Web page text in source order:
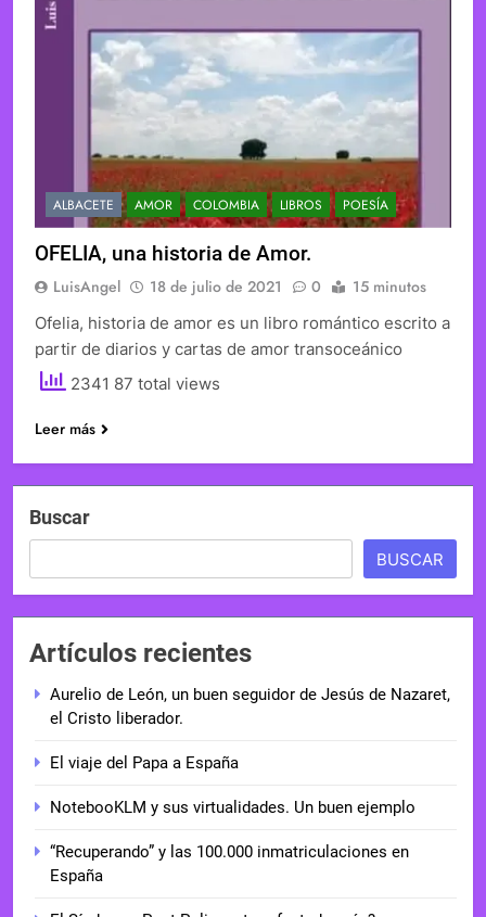
ALBACETE AMOR COLOMBIA LIBROS POESÍA
OFELIA, una historia de Amor.
LuisAngel 18 de julio de 2021 0 15 minutos
Ofelia, historia de amor es un libro romántico escrito a
partir de diarios y cartas de amor transoceánico
2341 87 total views
Leer más
Buscar
BUSCAR
Artículos recientes
Aurelio de León, un buen seguidor de Jesús de Nazaret,
el Cristo liberador.
El viaje del Papa a España
NotebooKLM y sus virtualidades. Un buen ejemplo
“Recuperando” y las 100.000 inmatriculaciones en
España